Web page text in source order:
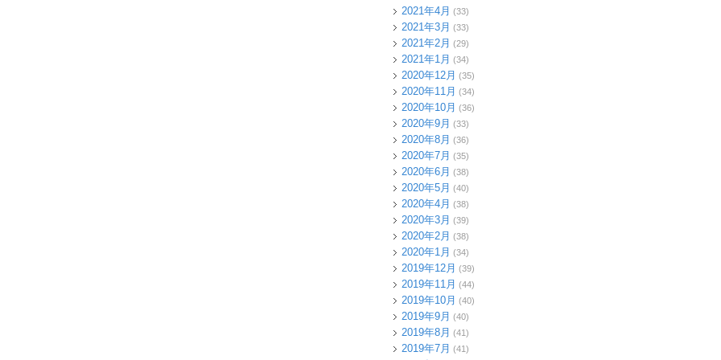
2021年4月 (33)
2021年3月 (33)
2021年2月 (29)
2021年1月 (34)
2020年12月 (35)
2020年11月 (34)
2020年10月 (36)
2020年9月 (33)
2020年8月 (36)
2020年7月 (35)
2020年6月 (38)
2020年5月 (40)
2020年4月 (38)
2020年3月 (39)
2020年2月 (38)
2020年1月 (34)
2019年12月 (39)
2019年11月 (44)
2019年10月 (40)
2019年9月 (40)
2019年8月 (41)
2019年7月 (41)